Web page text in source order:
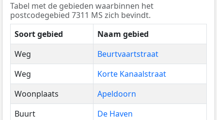
Tabel met de gebieden waarbinnen het
postcodegebied 7311 MS zich bevindt.
Soort gebied
Naam gebied
Weg
Beurtvaartstraat
Weg
Korte Kanaalstraat
Woonplaats
Apeldoorn
Buurt
De Haven